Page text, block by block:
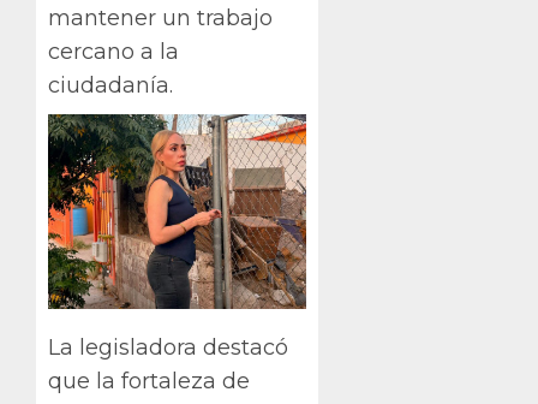
mantener un trabajo
cercano a la
ciudadanía.
La legisladora destacó
que la fortaleza de